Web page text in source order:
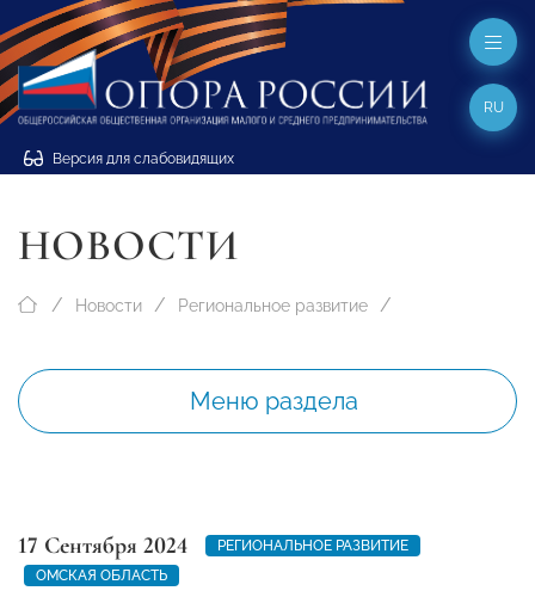
Версия для слабовидящих
RU
НОВОСТИ
Новости Региональное развитие
Меню раздела
17 Сентября 2024
РЕГИОНАЛЬНОЕ РАЗВИТИЕ
ОМСКАЯ ОБЛАСТЬ